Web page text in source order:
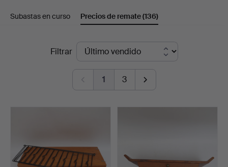
en
Auktionsbyrå
Subastas en curso Precios de remate(136)
Filtrar
1 3